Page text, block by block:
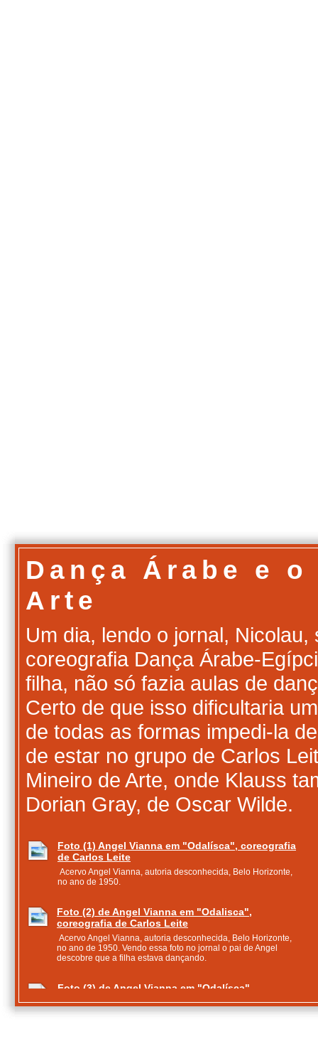
Dança Árabe e
Arte
Um dia, lendo o jornal,
coreografia Dança Árabe-
filha, não só fazia aulas de
Certo de que isso dificultaria
de todas as formas impedi-la
de estar no grupo de Carlos
Mineiro de Arte, onde Klauss
Dorian Gray, de Oscar Wilde.
Foto (1) Angel Vianna em "Odalísca", coreografia
de Carlos Leite
Acervo Angel Vianna, autoria desconhecida, Belo Horizonte,
no ano de 1950.
Foto (2) de Angel Vianna em "Odalisca",
coreografia de Carlos Leite
Acervo Angel Vianna, autoria desconhecida, Belo Horizonte,
no ano de 1950. Vendo essa foto no jornal o pai de Angel
descobre que a filha estava dançando.
Foto (3) de Angel Vianna em "Odalísca",
Acervo Angel Vianna, autoria desconhecida, Belo Horizonte,